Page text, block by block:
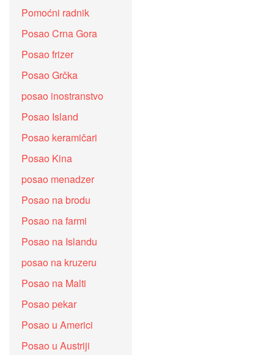
Pomoćni radnik
Posao Crna Gora
Posao frizer
Posao Grčka
posao inostranstvo
Posao Island
Posao keramičari
Posao Kina
posao menadzer
Posao na brodu
Posao na farmi
Posao na Islandu
posao na kruzeru
Posao na Malti
Posao pekar
Posao u Americi
Posao u Austriji